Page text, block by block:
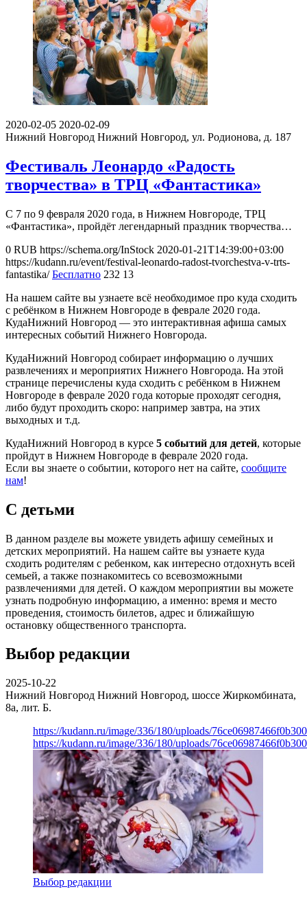
2020-02-05 2020-02-09
Нижний Новгород Нижний Новгород, ул. Родионова, д. 187
Фестиваль Леонардо «Радость
творчества» в ТРЦ «Фантастика»
С 7 по 9 февраля 2020 года, в Нижнем Новгороде, ТРЦ
«Фантастика», пройдёт легендарный праздник творчества…
0 RUB https://schema.org/InStock 2020-01-21T14:39:00+03:00
https://kudann.ru/event/festival-leonardo-radost-tvorchestva-v-trts-
fantastika/ Бесплатно 232 13
На нашем сайте вы узнаете всё необходимое про куда сходить
с ребёнком в Нижнем Новгороде в феврале 2020 года.
КудаНижний Новгород — это интерактивная афиша самых
интересных событий Нижнего Новгорода.
КудаНижний Новгород собирает информацию о лучших
развлечениях и мероприятих Нижнего Новгорода. На этой
странице перечислены куда сходить с ребёнком в Нижнем
Новгороде в феврале 2020 года которые проходят сегодня,
либо будут проходить скоро: например завтра, на этих
выходных и т.д.
КудаНижний Новгород в курсе 5 событий для детей, которые
пройдут в Нижнем Новгороде в феврале 2020 года.
Если вы знаете о событии, которого нет на сайте, сообщите
нам!
С детьми
В данном разделе вы можете увидеть афишу семейных и
детских мероприятий. На нашем сайте вы узнаете куда
сходить родителям с ребенком, как интересно отдохнуть всей
семьей, а также познакомитесь со всевозможными
развлечениями для детей. О каждом мероприятии вы можете
узнать подробную информацию, а именно: время и место
проведения, стоимость билетов, адрес и ближайшую
остановку общественного транспорта.
Выбор редакции
2025-10-22
Нижний Новгород Нижний Новгород, шоссе Жиркомбината,
8а, лит. Б.
https://kudann.ru/image/336/180/uploads/
https://kudann.ru/image/336/180/uploads/
Выбор редакции